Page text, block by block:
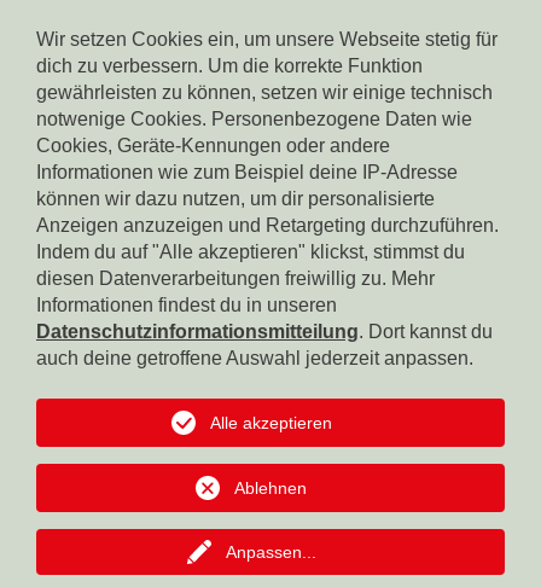
Spendenkonto Südtiroler Sparkasse
IBAN: IT17X0604511601000000110801
BIC: CRBZIT2B001
Spendenkonto Intesa Sanpaolo
IBAN: IT18B0306911619000006000065
BIC: BCITITMM
IBAN: IT42F0349311600000300200018
BIC: RZSBIT2B
Spendenkonto Südtiroler Volksbank
IBAN: IT12R0585611601050571000032
BIC: BPAAIT2B050
Wir setzen Cookies ein, um unsere Webseite stetig für
dich zu verbessern. Um die korrekte Funktion
gewährleisten zu können, setzen wir einige technisch
notwenige Cookies. Personenbezogene Daten wie
Cookies, Geräte-Kennungen oder andere
Informationen wie zum Beispiel deine IP-Adresse
können wir dazu nutzen, um dir personalisierte
Anzeigen anzuzeigen und Retargeting durchzuführen.
Indem du auf "Alle akzeptieren" klickst, stimmst du
diesen Datenverarbeitungen freiwillig zu. Mehr
Informationen findest du in unseren
Datenschutzinformationsmitteilung. Dort kannst du
auch deine getroffene Auswahl jederzeit anpassen.
Anpassen
Ablehnen
Alle akzeptieren